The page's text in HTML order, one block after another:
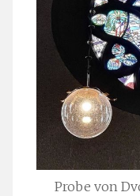
Probe von